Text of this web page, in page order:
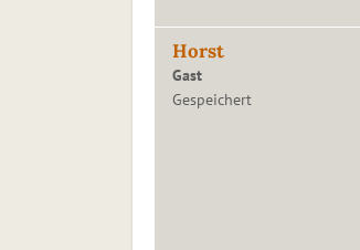
Horst
Gast
Gespeichert